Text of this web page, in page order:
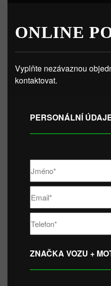
ONLINE
Vyplňte nezávaznou
kontaktovat.
PERSONÁLNÍ
ZNAČKA VOZU +